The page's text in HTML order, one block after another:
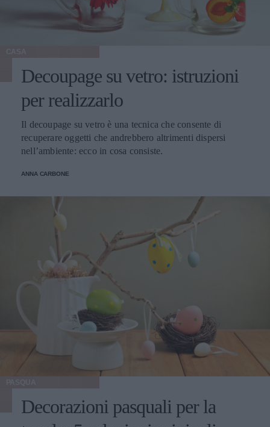
Decoupage su vetro: istruzioni
per realizzarlo
Il decoupage su vetro è una tecnica che consente di
recuperare oggetti che andrebbero altrimenti dispersi
nell’ambiente: ecco in cosa consiste.
ANNA CARBONE
Decorazioni pasquali per la